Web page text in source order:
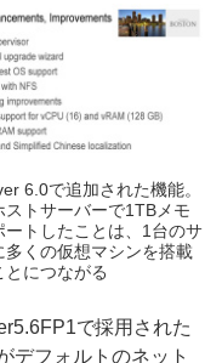
6.0で追加された機能。
ストサーバーで1TBメモ
ートしたことは、1台のサ
多くの仮想マシンを搭載
とにつながる
で採用された
デフォルトのネット